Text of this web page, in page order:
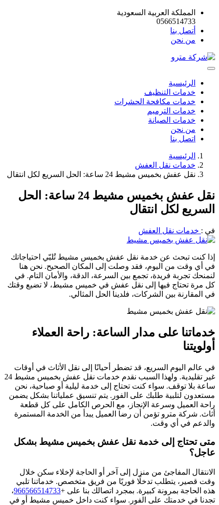
المملكة العربية السعودية
0566514733
أتصل بنا
من نحن
الرئيسية
خدمات التنظيف
خدمات مكافحة الحشرات
خدمات الترميم
خدمات الصيانة
من نحن
اتصل بنا
الرئيسية
خدمات نقل العفش
نقل عفش بخميس مشيط 24 ساعة: الحل السريع لكل انتقال
نقل عفش بخميس مشيط 24 ساعة: الحل
السريع لكل انتقال
في : خدمات نقل العفش
إذا كنت تبحث عن خدمة نقل عفش بخميس مشيط تُلبّي احتياجاتك
في أي وقت من اليوم، فقد وصلت إلى المكان الصحيح. نحن هنا
لنمنحك تجربة فريدة، تجمع بين السرعة، الدقة، والأمان التام. في
كل مرة تحتاج فيها إلى نقل عفش في خميس مشيط، لا تضيع وقتك
في المقارنة بين الشركات، فلدينا الحل المثالي.
خدماتنا على مدار الساعة: راحة العملاء
أولويتنا
في عالم اليوم السريع، قد تضطر أحيانًا إلى نقل الأثاث في أوقات
غير تقليدية. ولهذا السبب نقدم خدمات نقل عفش بخميس مشيط 24
ساعة بلا توقف. سواء كنت تحتاج إلى خدمة ليلية أو صباحية، نحن
مستعدون لتلبية طلبك على الفور. يتم تنسيق عملياتنا بشكل يضمن
راحة العميل وسرعة الإنجاز، مع الحرص الكامل على كل قطعة
أثاث. شركة مترو تؤمن أن رضا العميل يبدأ من الخدمة المستمرة
والدعم في أي وقت.
متى تحتاج إلى خدمة نقل عفش بخميس مشيط بشكل
عاجل؟
الانتقال المفاجئ من منزل إلى آخر أو الحاجة لإخلاء سكن خلال
وقت قصير، يتطلب تدخلًا فوريًا من فريق متخصص. خدماتنا تلبي
هذه الحاجة بمرونة كبيرة. بمجرد اتصالك بنا على +966566514733‎‏،
تجدنا في خدمتك على الفور. سواء كنت داخل خميس مشيط أو في